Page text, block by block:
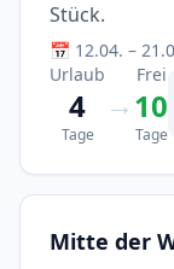
Stück.
📅 12.04. –
Urlaub
4
Tage
→
Frei
10
Tage
Mitte der